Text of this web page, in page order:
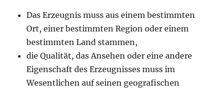
Das Erzeugnis muss aus einem bestimmten
Ort, einer bestimmten Region oder einem
bestimmten Land stammen,
die Qualität, das Ansehen oder eine andere
Eigenschaft des Erzeugnisses muss im
Wesentlichen auf seinen geografischen